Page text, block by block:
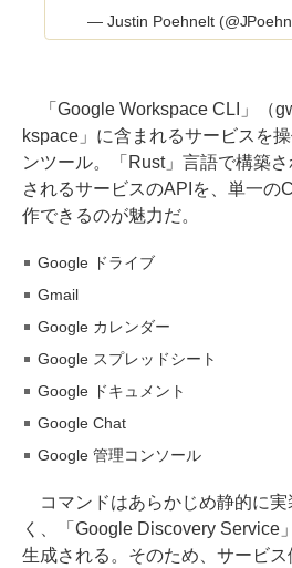
— Justin Poehnelt
「Google Workspace CLI」（
kspace」に含まれるサービスを
ンツール。「Rust」言語で構築
されるサービスのAPIを、単一の
作できるのが魅力だ。
Google ドライブ
Gmail
Google カレンダー
Google スプレッドシート
Google ドキュメント
Google Chat
Google 管理コンソール
コマンドはあらかじめ静的に実
く、「Google Discovery Service
生成される。そのため、サービ